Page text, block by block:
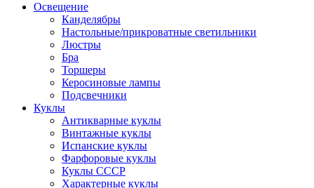
Освещение
Канделябры
Настольные/прикроватные светильники
Люстры
Бра
Торшеры
Керосиновые лампы
Подсвечники
Куклы
Антикварные куклы
Винтажные куклы
Испанские куклы
Фарфоровые куклы
Куклы СССР
Характерные куклы